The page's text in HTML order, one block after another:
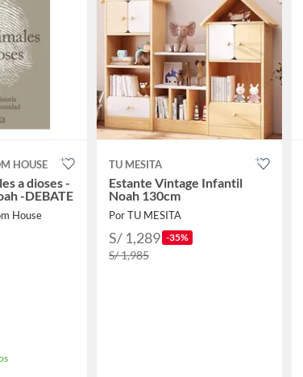
HOUSE
a dioses -
-DEBATE
House
TU MESITA
Estante Vintage Infantil
Noah 130cm
Por TU MESITA
S/ 1,289 -35%
S/ 1,985